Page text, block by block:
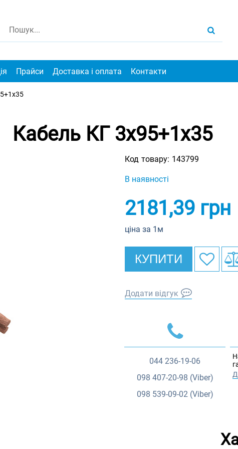
Прайси Доставка і оплата Контакти
Кабель КГ 3х95+1х35
Код товару: 143799
В наявності
2181,39 грн
ціна за 1м
КУПИТИ
Додати відгук
044 236-19-06
098 407-20-98 (Viber)
098 539-09-02 (Viber)